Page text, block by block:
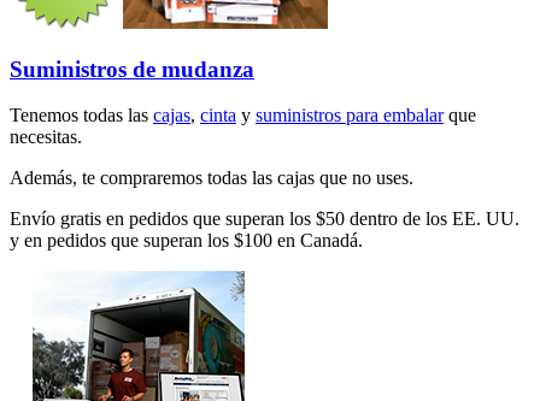
Suministros de mudanza
Tenemos todas las cajas, cinta y suministros para embalarque
necesitas.
Además, te compraremos todas las cajas que no uses.
Envío gratis en pedidos que superan los $50 dentro de los EE. UU.
y en pedidos que superan los $100 en Canadá.